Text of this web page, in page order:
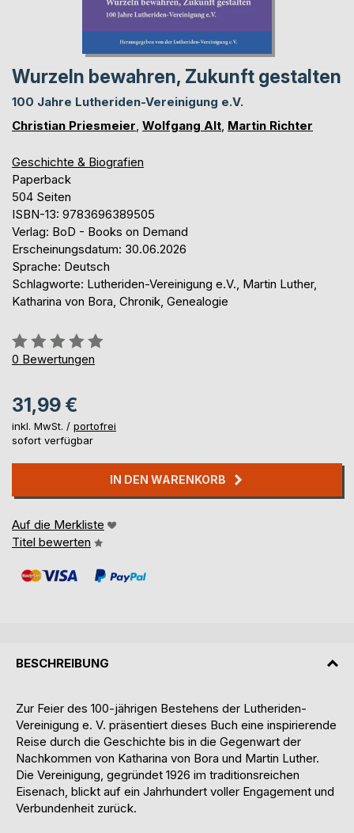
Wurzeln bewahren, Zukunft gestalten
100 Jahre Lutheriden-Vereinigung e.V.
Christian Priesmeier, Wolfgang Alt, Martin Richter
Geschichte & Biografien
Paperback
504 Seiten
ISBN-13: 9783696389505
Verlag: BoD - Books on Demand
Erscheinungsdatum: 30.06.2026
Sprache: Deutsch
Schlagworte: Lutheriden-Vereinigung e.V., Martin Luther,
Katharina von Bora, Chronik, Genealogie
Bewertung::
0%
0 Bewertungen
31,99 €
inkl. MwSt. / portofrei
sofort verfügbar
IN DEN WARENKORB
Auf die Merkliste
Titel bewerten
BESCHREIBUNG
Zur Feier des 100-jährigen Bestehens der Lutheriden-
Vereinigung e. V. präsentiert dieses Buch eine inspirierende
Reise durch die Geschichte bis in die Gegenwart der
Nachkommen von Katharina von Bora und Martin Luther.
Die Vereinigung, gegründet 1926 im traditionsreichen
Eisenach, blickt auf ein Jahrhundert voller Engagement und
Verbundenheit zurück.